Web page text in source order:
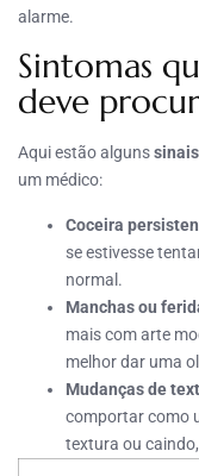
alarme.
Sintomas
deve
Aqui estão algunssinais
um médico:
Coceira
se estivesse
normal.
Manchas ou
mais com arte
melhor dar uma
Mudanças de
comportar como
textura ou